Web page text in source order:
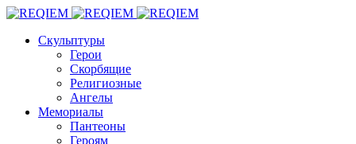
Скульптуры
Герои
Скорбящие
Религиозные
Ангелы
Мемориалы
Пантеоны
Героям